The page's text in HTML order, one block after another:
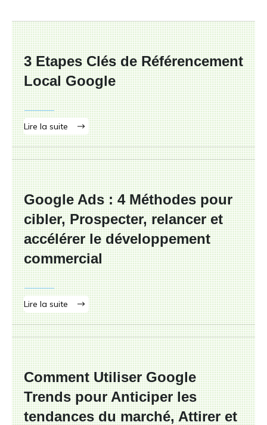
3 Etapes Clés de Référencement
Local Google
Lire la suite
Google Ads : 4 Méthodes pour
cibler, Prospecter, relancer et
accélérer le développement
commercial
Lire la suite
Comment Utiliser Google
Trends pour Anticiper les
tendances du marché, Attirer et